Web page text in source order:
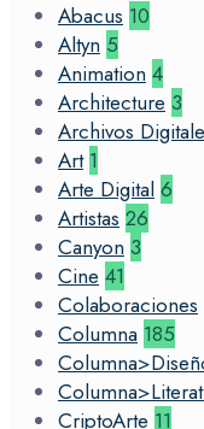
Abacus 10
Altyn 5
Animation 4
Architecture 3
Archivos
Art 1
Arte Digital 6
Artistas 26
Canyon 3
Cine 41
Colaboraciones
Columna 185
CriptoArte 11